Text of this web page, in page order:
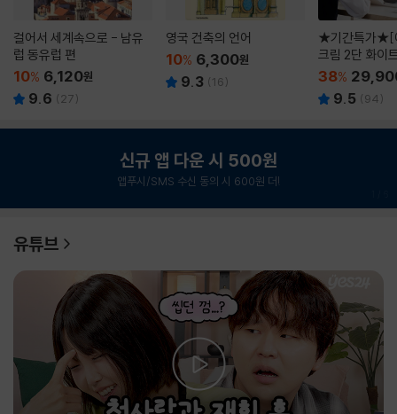
걸어서 세계속으로 - 남유
럽 동유럽 편
10% 6,120원
9.6 ( 27)
영국 건축의 언어
10% 6,300원
9.3 (16)
★기간특가★[
크림 2단 화이
38%
9.5 (94)
신규 앱 다운 시 500원
앱푸시/SMS 수신 동의 시 600원 더!
유튜브